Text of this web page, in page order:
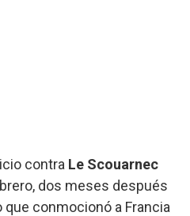
contra Le Scouarnec
dos meses después
conmocionó a Francia